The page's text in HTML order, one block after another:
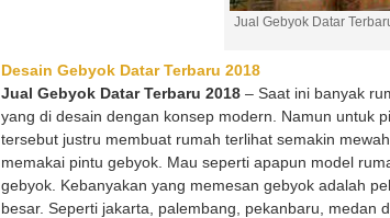
Jual Gebyok Datar
Desain Gebyok Datar Terbaru 2018
Jual Gebyok Datar Terbaru 2018– Saat ini banyak
yang di desain dengan konsep modern. Namun untuk
tersebut justru membuat rumah terlihat semakin
memakai pintu gebyok. Mau seperti apapun model
gebyok. Kebanyakan yang memesan gebyok adalah
besar. Seperti jakarta, palembang, pekanbaru, medan